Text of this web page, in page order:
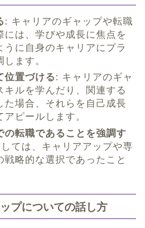
: キャリアのギャップや転職
は、学びや成長に焦点を
うに自身のキャリアにプラ
ます。
位置づける: キャリアのギャ
キルを学んだり、関連する
た場合、それらを自己成長
ピールします。
の転職であることを強調す
ては、キャリアアップや専
戦略的な選択であったこと
プについての話し方